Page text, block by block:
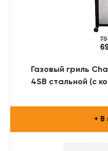
Газовый гриль
4SB стальной (с
+ В